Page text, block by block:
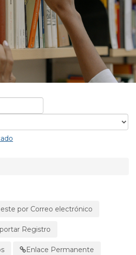
este por Correo electrónico
Registro
Enlace Permanente